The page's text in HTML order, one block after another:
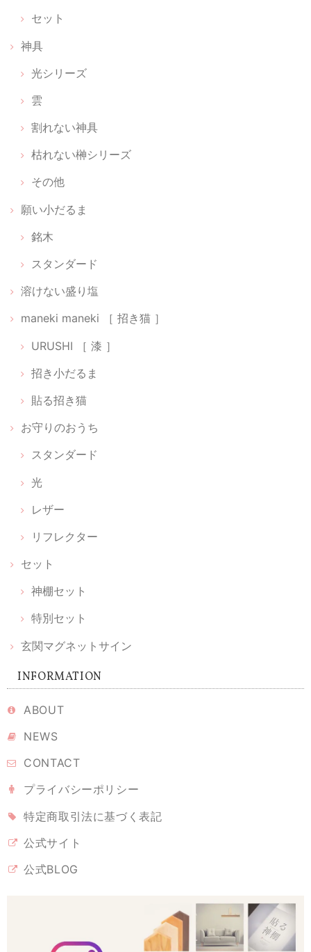
いいです
感激しました。 備考欄に書いた内容に対して、ご丁寧なメールと対応を
だとあきらめの気持ちでしたが。 神聖な商品を扱っていらっしゃる方な
銀
迷いに迷って待ちに待った可愛い小箱が届きました。ひとつずつ丁寧に
しみです。 素敵な品をありがとうございます。大切に致します。
シンプルな神棚を購入したのですが、榊やお供えをどうしようかと考え
りがとうございました。とても可愛くて、癒されます。 伊勢神宮のヒノ
す。
なかなかのお値段ですが、翡翠グリーンに惹かれ購入しました。 もう少
封しましたら、？正に普通。 インテリアにも溶け込ませたいのなら、光
彩がよかったかもしれません。 丁寧に梱包され、迅速な配達には好感が
もてました！
《 雲のパワースポットセット 》幸運･厄除けの白
2026/02/09
セット
神具
光シリーズ
雲
割れない神具
枯れない榊シリーズ
その他
願い小だるま
銘木
スタンダード
溶けない盛り塩
maneki maneki ［ 招き猫 ］
URUSHI ［ 漆 ］
招き小だるま
貼る招き猫
お守りのおうち
スタンダード
光
レザー
リフレクター
セット
神棚セット
特別セット
玄関マグネットサイン
INFORMATION
ABOUT
NEWS
CONTACT
プライバシーポリシー
特定商取引法に基づく表記
公式サイト
公式BLOG